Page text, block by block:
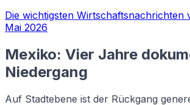
Die wichtigsten Wirtschaftsnachrichten
Mai 2026
Mexiko: Vier Jahre
Niedergang
Auf Stadtebene ist der Rückgang